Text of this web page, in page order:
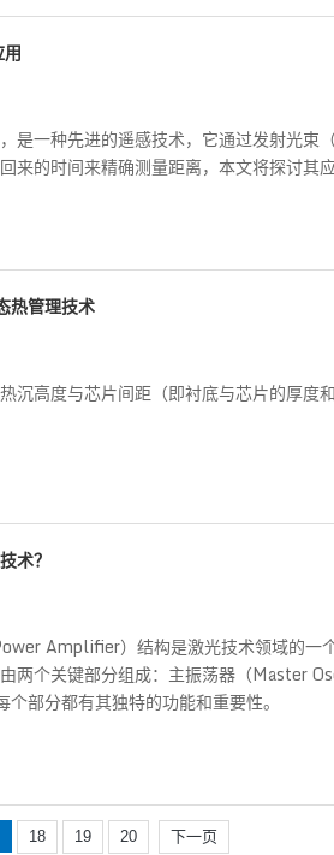
是一种先进的遥感技术，它通过发射光束
来的时间来精确测量距离，本文将探讨其应
热管理技术
沉高度与芯片间距（即衬底与芯片的厚度
术？
Amplifier）结构是激光技术领域的一
两个关键部分组成：主振荡器（Master
部分都有其独特的功能和重要性。
18 19 20 下一页